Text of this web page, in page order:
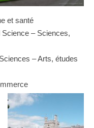
et santé
– Sciences,
– Arts, études